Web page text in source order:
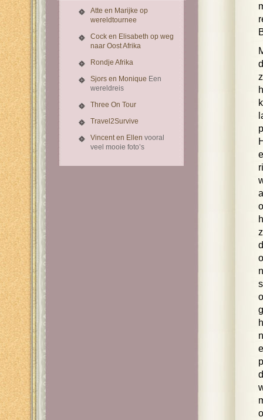
Atte en Marijke op
wereldtournee
Cock en Elisabeth op weg
naar Oost Afrika
Rondje Afrika
Sjors en Monique Een
wereldreis
Three On Tour
Travel2Survive
Vincent en Ellen vooral
veel mooie foto’s